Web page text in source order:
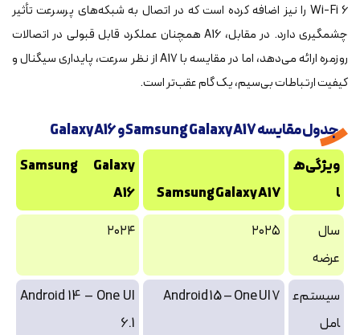
Wi-Fi 6 را نیز اضافه کرده است که در اتصال به شبکه‌های پرسرعت تأثیر
چشمگیری دارد. در مقابل، A16 همچنان عملکرد قابل قبولی در اتصالات
روزمره ارائه می‌دهد، اما در مقایسه با A17 از نظر سرعت، پایداری سیگنال و
کیفیت ارتباطات بی‌سیم، یک گام عقب‌تر است.
جدول مقایسه Samsung Galaxy A17 و Galaxy A16
ویژگی‌ه
ا
Samsung Galaxy A17
Samsung Galaxy
A16
سال
عرضه
۲۰۲۵ ۲۰۲۴
سیستم‌ع
امل
Android 15 – One UI 7
Android 14 – One UI
6.1